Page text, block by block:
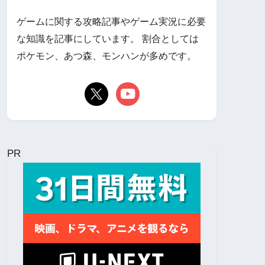
ゲームに関する攻略記事やゲーム実況に必要
な知識を記事にしています。 割合としては
ポケモン、あつ森、モンハンが多めです。
PR